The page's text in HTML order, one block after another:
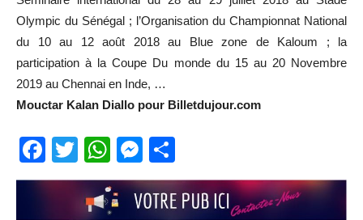
Olympic du Sénégal ; l’Organisation du Championnat National
du 10 au 12 août 2018 au Blue zone de Kaloum ; la
participation à la Coupe Du monde du 15 au 20 Novembre
2019 au Chennai en Inde, …
Mouctar Kalan Diallo pour Billetdujour.com
Facebook
TwitterWhatsApp
Messenger